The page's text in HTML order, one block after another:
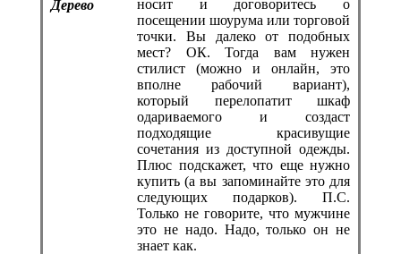
Дерево
носит и договоритесь о
посещении шоурума или торговой
точки. Вы далеко от подобных
мест? ОК. Тогда вам нужен
стилист (можно и онлайн, это
вполне рабочий вариант),
который перелопатит шкаф
одариваемого и создаст
подходящие красивущие
сочетания из доступной одежды.
Плюс подскажет, что еще нужно
купить (а вы запоминайте это для
следующих подарков). П.С.
Только не говорите, что мужчине
это не надо. Надо, только он не
знает как.